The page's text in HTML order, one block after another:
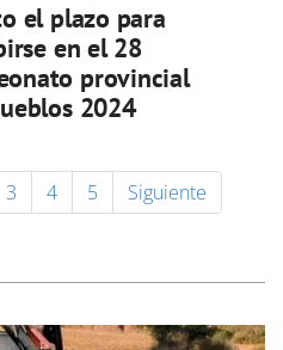
el plazo para
en el 28
provincial
2024
3 4 5 Siguiente